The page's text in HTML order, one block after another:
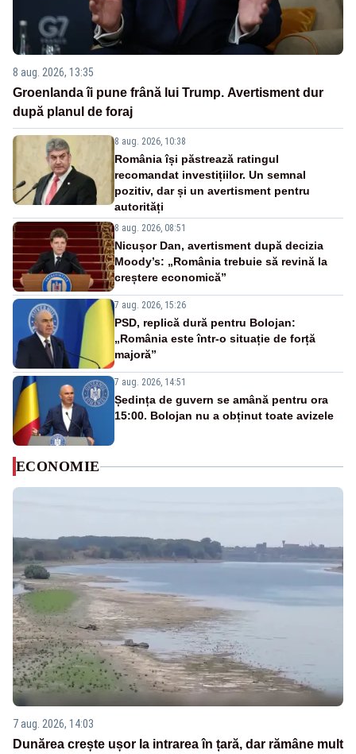
8 aug. 2026, 13:35
Groenlanda îi pune frână lui Trump. Avertisment dur
după planul de foraj
8 aug. 2026, 10:38
România își păstrează ratingul
recomandat investițiilor. Un semnal
pozitiv, dar și un avertisment pentru
autorități
8 aug. 2026, 08:51
Nicușor Dan, avertisment după decizia
Moody’s: „România trebuie să revină la
creștere economică”
7 aug. 2026, 15:26
PSD, replică dură pentru Bolojan:
„România este într-o situație de forță
majoră”
7 aug. 2026, 14:51
Ședința de guvern se amână pentru ora
15:00. Bolojan nu a obținut toate avizele
ECONOMIE
7 aug. 2026, 14:03
Dunărea crește ușor la intrarea în țară, dar rămâne mult